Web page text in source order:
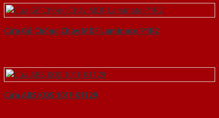
Cửa Gỗ Chống Cháy MDF Laminate P1R2
Cửa ABS KOS 101F K1129